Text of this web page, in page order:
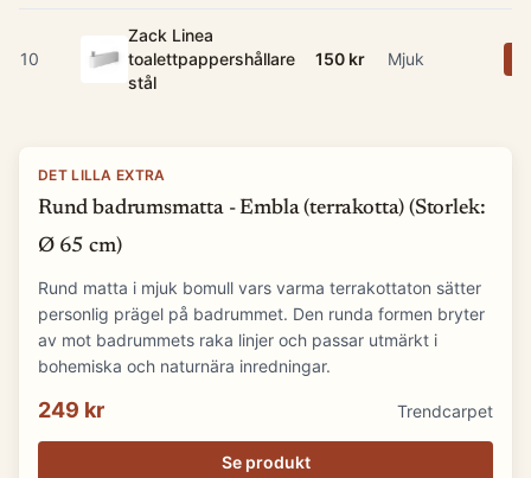
10
Zack Linea
toalettpappershållare
stål
150 kr Mjuk
DET LILLA EXTRA
Rund badrumsmatta - Embla (terrakotta) (Storlek:
Ø 65 cm)
Rund matta i mjuk bomull vars varma terrakottaton sätter
personlig prägel på badrummet. Den runda formen bryter
av mot badrummets raka linjer och passar utmärkt i
bohemiska och naturnära inredningar.
249 kr Trendcarpet
Se produkt